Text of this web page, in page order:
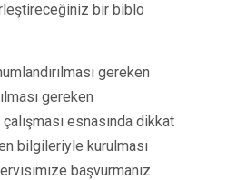
bir biblo
gereken
gereken
esnasında dikkat
bilgileriyle kurulması
başvurmanız